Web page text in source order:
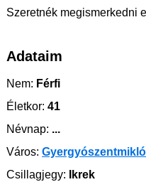
Szeretnék megismerkedni
Adataim
Nem: Férfi
Életkor: 41
Névnap: ...
Város:
Csillagjegy: Ikrek